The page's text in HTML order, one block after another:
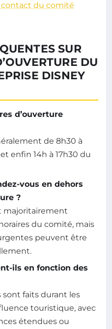
contact du comité
SUR
DU
DISNEY
d’ouverture
de 8h30 à
et enfin 14h à 17h30 du
vous en dehors
?
majoritairement
du comité, mais
peuvent être
ils en fonction des
faits durant les
touristique, avec
étendues ou